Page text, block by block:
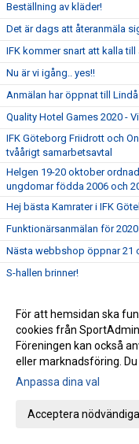
Beställning av kläder!
Det är dags att återanmäla
IFK kommer snart att kalla
Nu är vi igång.. yes!!
Anmälan har öppnat till
Quality Hotel Games 2020 -
IFK Göteborg Friidrott och
tvåårigt samarbetsavtal
Helgen 19-20 oktober
ungdomar födda 2006 och
Hej bästa Kamrater i IFK
Funktionärsanmälan för
Nästa webbshop öppnar 21
S-hallen brinner!
Götalandsmästerskapen i
Götalandsmästerskap 13-14
Stark insats av Madde
Stort IFK-deltagande under
För att hemsidan ska
cookies från
Föreningen kan också
eller marknadsföring.
Anpassa dina val
Acceptera nödvändiga